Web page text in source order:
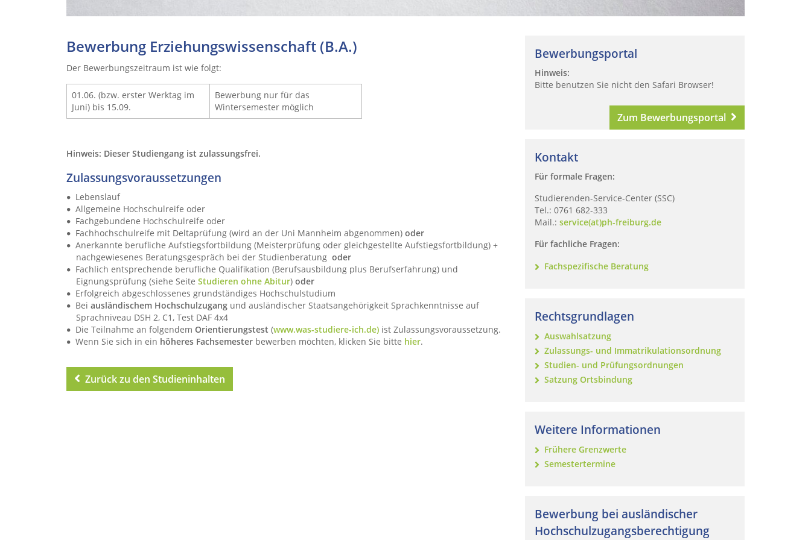
Bewerbung Erziehungswissenschaft (B.A.)
Der Bewerbungszeitraum ist wie folgt:
01.06. (bzw. erster Werktag im
Juni) bis 15.09.
Bewerbung nur für das
Wintersemester möglich
Hinweis: Dieser Studiengang ist zulassungsfrei.
Zulassungsvoraussetzungen
Lebenslauf
Allgemeine Hochschulreife oder
Fachgebundene Hochschulreife oder
Fachhochschulreife mit Deltaprüfung (wird an der Uni Mannheim abgenommen)oder
Anerkannte berufliche Aufstiegsfortbildung (Meisterprüfung oder gleichgestellte Aufstiegsfortbildung) +
nachgewiesenes Beratungsgespräch bei der Studienberatung oder
Fachlich entsprechende berufliche Qualifikation (Berufsausbildung plus Berufserfahrung) und
Eignungsprüfung (siehe Seite Studieren ohne Abitur) oder
Erfolgreich abgeschlossenes grundständiges Hochschulstudium
Beiausländischem Hochschulzugang und ausländischer Staatsangehörigkeit Sprachkenntnisse auf
Sprachniveau DSH 2, C1, Test DAF 4x4
Die Teilnahme an folgendem Orientierungstest (www.was-studiere-ich.de) ist Zulassungsvoraussetzung.
Wenn Sie sich in ein höheres Fachsemester bewerben möchten, klicken Sie bitte hier.
Zurück zu den Studieninhalten
Bewerbungsportal
Hinweis:
Bitte benutzen Sie nicht den Safari Browser!
Zum Bewerbungsportal
Kontakt
Für formale Fragen:
Studierenden-Service-Center (SSC)
Tel.: 0761 682-333
Mail.: service(at)ph-freiburg.de
Für fachliche Fragen:
Fachspezifische Beratung
Rechtsgrundlagen
Auswahlsatzung
Zulassungs- und Immatrikulationsordnung
Studien- und Prüfungsordnungen
Satzung Ortsbindung
Weitere Informationen
Frühere Grenzwerte
Semestertermine
Bewerbung bei ausländischer
Hochschulzugangsberechtigung